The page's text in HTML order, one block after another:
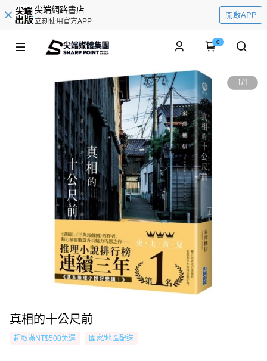
尖端網路書店
立刻使用官方APP
開啟APP
0
1/1
真相的十公尺前
超取滿NT$500免運 國家/地區配送